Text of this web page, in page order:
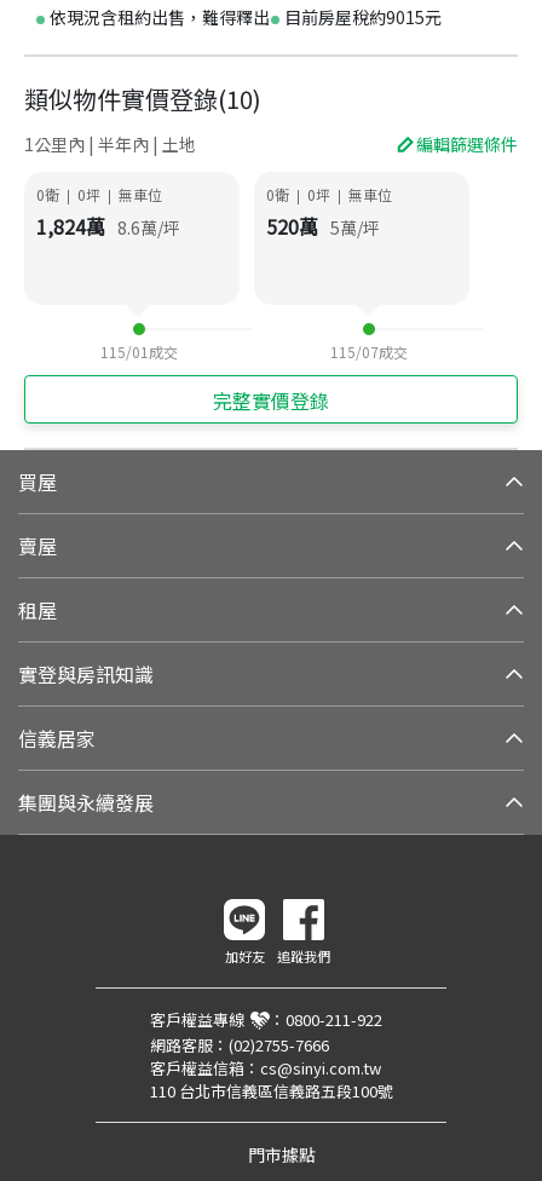
依現況含租約出售，難得釋出
目前房屋稅約9015元
類似物件實價登錄(10)
1公里內 | 半年內 | 土地 編輯篩選條件
0衛 | 0坪 | 無車位
1,824萬 8.6萬/坪
115/01 成交
0衛 | 0坪 | 無車位
520萬 5萬/坪
115/07成交
完整實價登錄
買屋
賣屋
租屋
實登與房訊知識
信義居家
集團與永續發展
加好友 追蹤我們
客戶權益專線 ： 0800-211-922
網路客服： (02)2755-7666
客戶權益信箱： cs@sinyi.com.tw
110 台北市信義區信義路五段100號
門市據點